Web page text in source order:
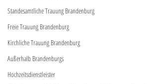
Standesamtliche Trauung Brandenburg
Freie Trauung Brandenburg
Kirchliche Trauung Brandenburg
Außerhalb Brandenburgs
Hochzeitsdienstleister